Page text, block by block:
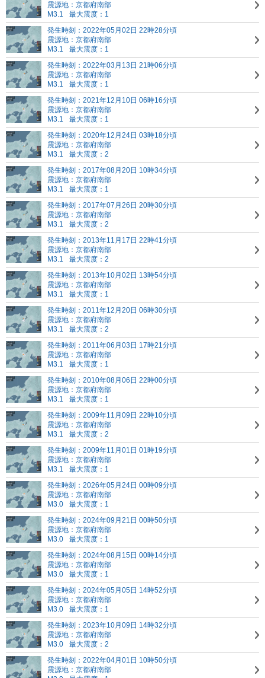
震源地：京都府南部
M3.1
最大震度：1
発生時刻：2022年05月02日 22時28分頃
震源地：京都府南部
M3.1
最大震度：1
発生時刻：2022年03月13日 21時06分頃
震源地：京都府南部
M3.1
最大震度：1
発生時刻：2021年12月10日 06時16分頃
震源地：京都府南部
M3.1
最大震度：1
発生時刻：2020年12月24日 03時18分頃
震源地：京都府南部
M3.1
最大震度：2
発生時刻：2017年08月20日 10時34分頃
震源地：京都府南部
M3.1
最大震度：1
発生時刻：2017年07月26日 20時30分頃
震源地：京都府南部
M3.1
最大震度：2
発生時刻：2013年11月17日 22時41分頃
震源地：京都府南部
M3.1
最大震度：2
発生時刻：2013年10月02日 13時54分頃
震源地：京都府南部
M3.1
最大震度：1
発生時刻：2011年12月20日 06時30分頃
震源地：京都府南部
M3.1
最大震度：2
発生時刻：2011年06月03日 17時21分頃
震源地：京都府南部
M3.1
最大震度：1
発生時刻：2010年08月06日 22時00分頃
震源地：京都府南部
M3.1
最大震度：1
発生時刻：2009年11月09日 22時10分頃
震源地：京都府南部
M3.1
最大震度：2
発生時刻：2009年11月01日 01時19分頃
震源地：京都府南部
M3.1
最大震度：1
発生時刻：2026年05月24日 00時09分頃
震源地：京都府南部
M3.0
最大震度：1
発生時刻：2024年09月21日 00時50分頃
震源地：京都府南部
M3.0
最大震度：1
発生時刻：2024年08月15日 00時14分頃
震源地：京都府南部
M3.0
最大震度：1
発生時刻：2024年05月05日 14時52分頃
震源地：京都府南部
M3.0
最大震度：1
発生時刻：2023年10月09日 14時32分頃
震源地：京都府南部
M3.0
最大震度：2
発生時刻：2022年04月01日 10時50分頃
震源地：京都府南部